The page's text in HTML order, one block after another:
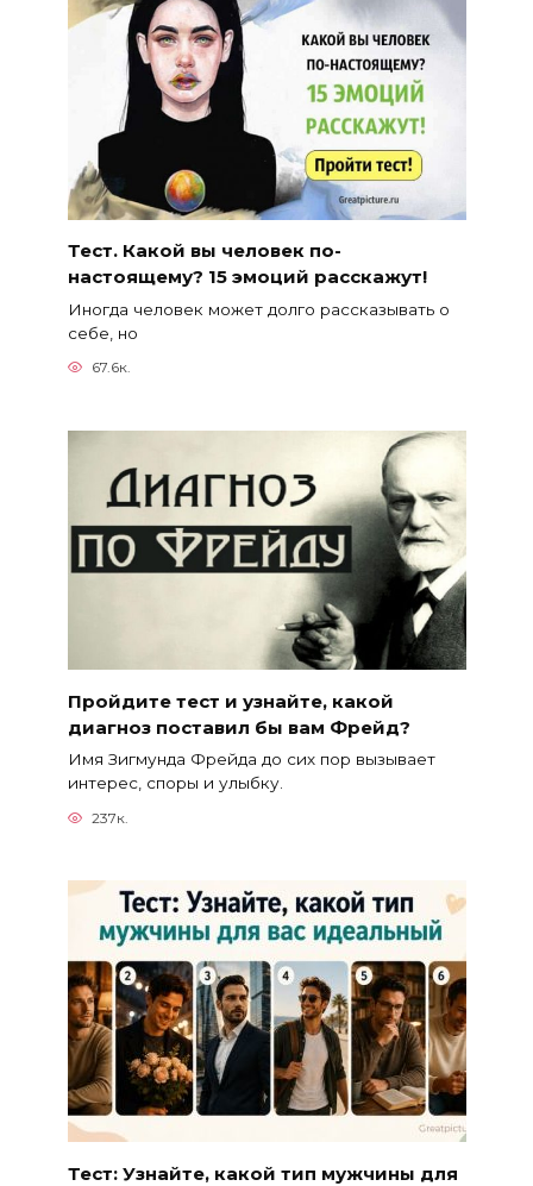
Тест. Какой вы человек по-
настоящему? 15 эмоций расскажут!
Иногда человек может долго рассказывать о
себе, но
67.6к.
Пройдите тест и узнайте, какой
диагноз поставил бы вам Фрейд?
Имя Зигмунда Фрейда до сих пор вызывает
интерес, споры и улыбку.
237к.
Тест: Узнайте, какой тип мужчины для